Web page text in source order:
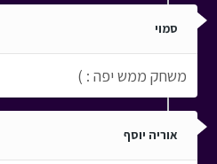
סמוי
משחק ממש יפה : )
אוריה יוסף